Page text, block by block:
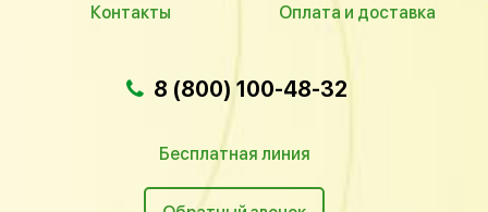
Контакты Оплата и доставка
8 (800) 100-48-32
Бесплатная линия